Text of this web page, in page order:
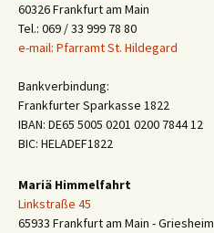
60326 Frankfurt am Main
Tel.: 069 / 33 999 78 80
e-mail: Pfarramt St. Hildegard
Bankverbindung:
Frankfurter Sparkasse 1822
IBAN: DE65 5005 0201 0200 7844 12
BIC: HELADEF1822
Mariä Himmelfahrt
Linkstraße 45
65933 Frankfurt am Main - Griesheim